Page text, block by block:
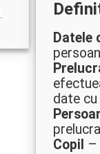
Datele
date
Copil –